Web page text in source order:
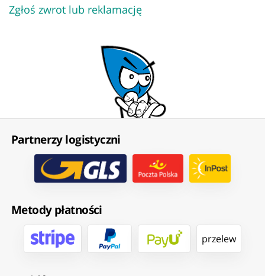
Zgłoś zwrot lub reklamację
Partnerzy logistyczni
Metody płatności
przelew